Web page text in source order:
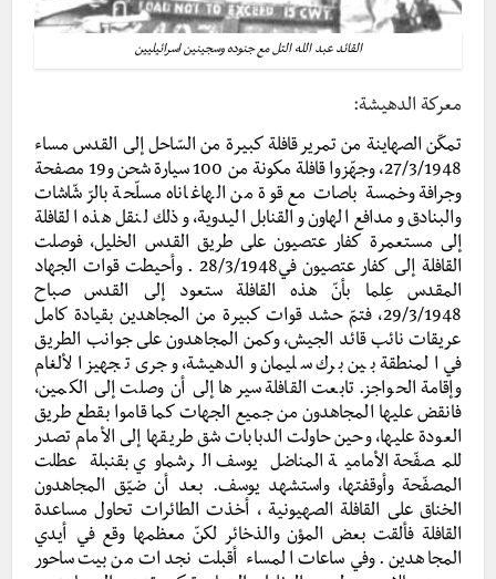
القائد عبد الله التل مع جنوده وسجينين اسرائيليين
معركة الدهيشة:
تمكّن الصهاينة من تمرير قافلة كبيرة من السّاحل إلى القدس مساء
27/3/1948، وجهّزوا قافلة مكونة من 100 سيارة شحن و19 مصفحة
وجرافة وخمسة باصات مع قوة من الهاغاناه مسلّحة بالرّشّاشات
والبنادق ومدافع الهاون والقنابل اليدوية، وذلك لنقل هذه القافلة
إلى مستعمرة كفار عتصيون على طريق القدس الخليل، فوصلت
القافلة إلى كفار عتصيون في28/3/1948 . وأحيطت قوات الجهاد
المقدس عِلما بأنّ هذه القافلة ستعود إلى القدس صباح
29/3/1948، فتمّ حشد قوات كبيرة من المجاهدين بقيادة كامل
عريقات نائب قائد الجيش، وكمن المجاهدون على جوانب الطريق
في المنطقة بين برك سليمان والدهيشة، وجرى تجهيز الألغام
وإقامة الحواجز. تابعت القافلة سيرها إلى أن وصلت إلى الكمين،
فانقض عليها المجاهدون من جميع الجهات كما قاموا بقطع طريق
العودة عليها، وحين حاولت الدبابات شق طريقها إلى الأمام تصدر
للمصفّحة الأمامية المناضل يوسف الرشماوي بقنبلة عطلت
المصفّحة وأوقفتها، واستشهد يوسف. بعد أن ضيّق المجاهدون
الخناق على القافلة الصهيونية ، أخذت الطائرات تحاول مساعدة
القافلة فألقت بعض المؤن والذخائر لكنّ معظمها وقع في أيدي
المجاهدين. وفي ساعات المساء أقبلت نجدات من بيت ساحور